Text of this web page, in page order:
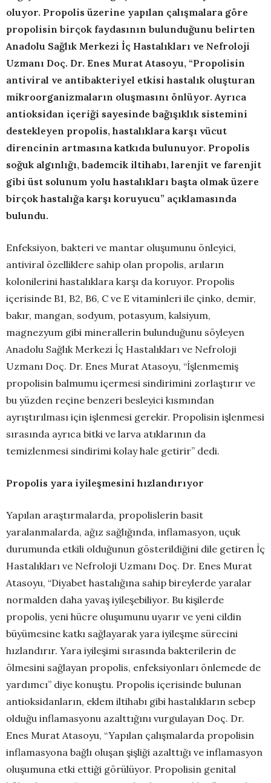
oluyor. Propolis üzerine yapılan çalışmalara göre
propolisin birçok faydasının bulunduğunu belirten
Anadolu Sağlık Merkezi İç Hastalıkları ve Nefroloji
Uzmanı Doç. Dr. Enes Murat Atasoyu, “Propolisin
antiviral ve antibakteriyel etkisi hastalık oluşturan
mikroorganizmaların oluşmasını önlüyor. Ayrıca
antioksidan içeriği sayesinde bağışıklık sistemini
destekleyen propolis, hastalıklara karşı vücut
direncinin artmasına katkıda bulunuyor. Propolis
soğuk algınlığı, bademcik iltihabı, larenjit ve farenjit
gibi üst solunum yolu hastalıkları başta olmak üzere
birçok hastalığa karşı koruyucu” açıklamasında
bulundu.
Enfeksiyon, bakteri ve mantar oluşumunu önleyici,
antiviral özelliklere sahip olan propolis, arıların
kolonilerini hastalıklara karşı da koruyor. Propolis
içerisinde B1, B2, B6, C ve E vitaminleri ile çinko, demir,
bakır, mangan, sodyum, potasyum, kalsiyum,
magnezyum gibi minerallerin bulunduğunu söyleyen
Anadolu Sağlık Merkezi İç Hastalıkları ve Nefroloji
Uzmanı Doç. Dr. Enes Murat Atasoyu, “İşlenmemiş
propolisin balmumu içermesi sindirimini zorlaştırır ve
bu yüzden reçine benzeri besleyici kısmından
ayrıştırılması için işlenmesi gerekir. Propolisin işlenmesi
sırasında ayrıca bitki ve larva atıklarının da
temizlenmesi sindirimi kolay hale getirir” dedi.
Propolis yara iyileşmesini hızlandırıyor
Yapılan araştırmalarda, propolislerin basit
yaralanmalarda, ağız sağlığında, inflamasyon, uçuk
durumunda etkili olduğunun gösterildiğini dile getiren İç
Hastalıkları ve Nefroloji Uzmanı Doç. Dr. Enes Murat
Atasoyu, “Diyabet hastalığına sahip bireylerde yaralar
normalden daha yavaş iyileşebiliyor. Bu kişilerde
propolis, yeni hücre oluşumunu uyarır ve yeni cildin
büyümesine katkı sağlayarak yara iyileşme sürecini
hızlandırır. Yara iyileşimi sırasında bakterilerin de
ölmesini sağlayan propolis, enfeksiyonları önlemede de
yardımcı” diye konuştu. Propolis içerisinde bulunan
antioksidanların, eklem iltihabı gibi hastalıkların sebep
olduğu inflamasyonu azalttığını vurgulayan Doç. Dr.
Enes Murat Atasoyu, “Yapılan çalışmalarda propolisin
inflamasyona bağlı oluşan şişliği azalttığı ve inflamasyon
oluşumuna etki ettiği görülüyor. Propolisin genital